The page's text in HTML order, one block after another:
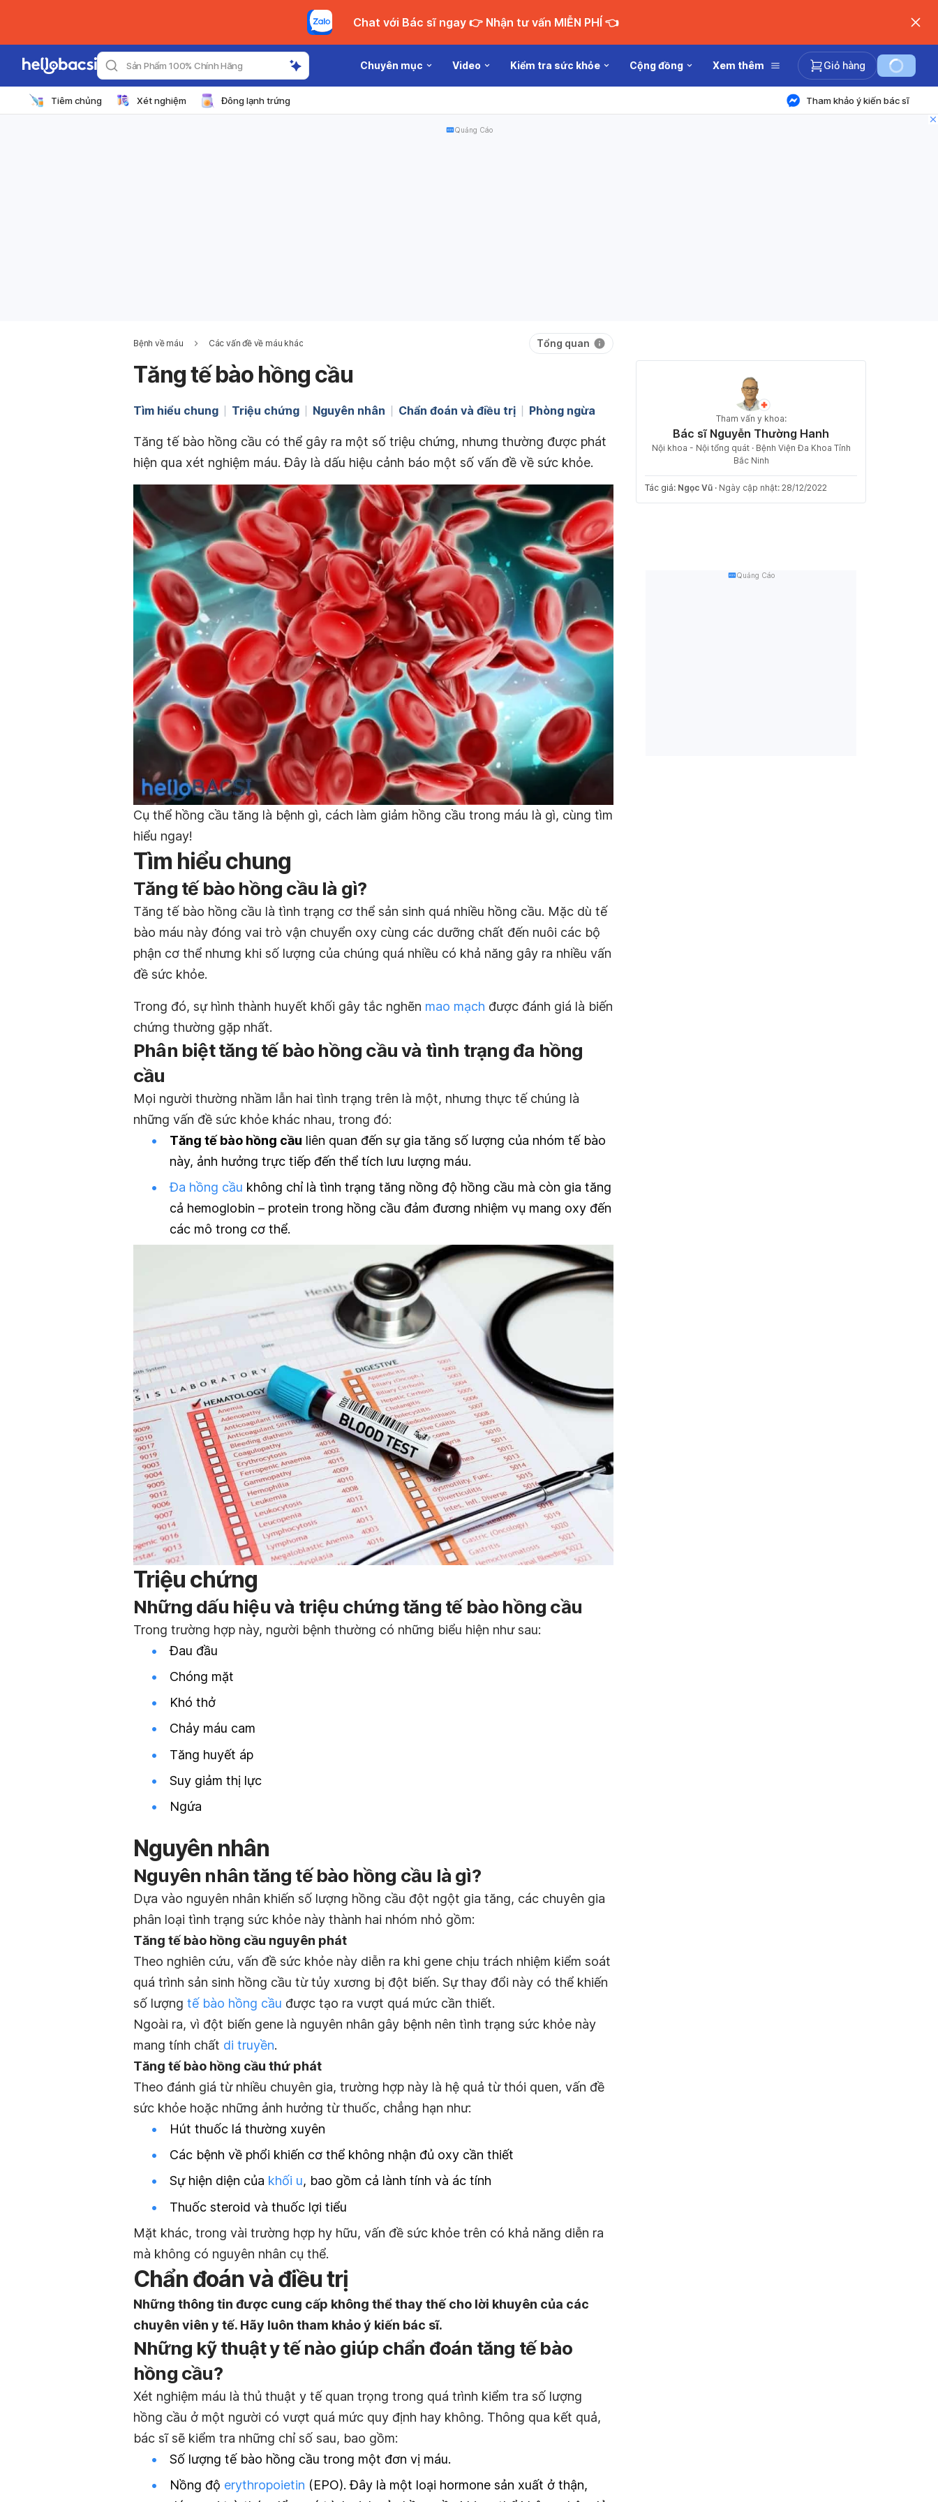
Chat với Bác sĩ ngay 👉 Nhận tư vấn MIỄN PHÍ 👈
Sản Phẩm 100% Chính Hãng Chuyên mục Video Kiểm tra sức khỏe Cộng đồng Xem thêm Giỏ hàng
Tiêm chủng Xét nghiệm Đông lạnh trứng Tham khảo ý kiến bác sĩ
Quảng Cáo
Bệnh về máu Các vấn đề về máu khác Tổng quan
Tăng tế bào hồng cầu
Tìm hiểu chung Triệu chứng Nguyên nhân Chẩn đoán và điều trị Phòng ngừa
Tăng tế bào hồng cầu có thể gây ra một số triệu chứng, nhưng thường được phát
hiện qua xét nghiệm máu. Đây là dấu hiệu cảnh báo một số vấn đề về sức khỏe.
Cụ thể hồng cầu tăng là bệnh gì, cách làm giảm hồng cầu trong máu là gì, cùng tìm
hiểu ngay!
Tìm hiểu chung
Tăng tế bào hồng cầu là gì?
Tăng tế bào hồng cầu là tình trạng cơ thể sản sinh quá nhiều hồng cầu. Mặc dù tế
bào máu này đóng vai trò vận chuyển oxy cùng các dưỡng chất đến nuôi các bộ
phận cơ thể nhưng khi số lượng của chúng quá nhiều có khả năng gây ra nhiều vấn
đề sức khỏe.
Trong đó, sự hình thành huyết khối gây tắc nghẽn mao mạch được đánh giá là biến
chứng thường gặp nhất.
Phân biệt tăng tế bào hồng cầu và tình trạng đa hồng
cầu
Mọi người thường nhầm lẫn hai tình trạng trên là một, nhưng thực tế chúng là
những vấn đề sức khỏe khác nhau, trong đó:
Tăng tế bào hồng cầu liên quan đến sự gia tăng số lượng của nhóm tế bào
này, ảnh hưởng trực tiếp đến thể tích lưu lượng máu.
Đa hồng cầu không chỉ là tình trạng tăng nồng độ hồng cầu mà còn gia tăng
cả hemoglobin – protein trong hồng cầu đảm đương nhiệm vụ mang oxy đến
các mô trong cơ thể.
Triệu chứng
Những dấu hiệu và triệu chứng tăng tế bào hồng cầu
Trong trường hợp này, người bệnh thường có những biểu hiện như sau:
Đau đầu
Chóng mặt
Khó thở
Chảy máu cam
Tăng huyết áp
Suy giảm thị lực
Ngứa
Nguyên nhân
Nguyên nhân tăng tế bào hồng cầu là gì?
Dựa vào nguyên nhân khiến số lượng hồng cầu đột ngột gia tăng, các chuyên gia
phân loại tình trạng sức khỏe này thành hai nhóm nhỏ gồm:
Tăng tế bào hồng cầu nguyên phát
Theo nghiên cứu, vấn đề sức khỏe này diễn ra khi gene chịu trách nhiệm kiểm soát
quá trình sản sinh hồng cầu từ tủy xương bị đột biến. Sự thay đổi này có thể khiến
số lượng tế bào hồng cầu được tạo ra vượt quá mức cần thiết.
Ngoài ra, vì đột biến gene là nguyên nhân gây bệnh nên tình trạng sức khỏe này
mang tính chất di truyền.
Tăng tế bào hồng cầu thứ phát
Theo đánh giá từ nhiều chuyên gia, trường hợp này là hệ quả từ thói quen, vấn đề
sức khỏe hoặc những ảnh hưởng từ thuốc, chẳng hạn như:
Hút thuốc lá thường xuyên
Các bệnh về phổi khiến cơ thể không nhận đủ oxy cần thiết
Sự hiện diện của khối u, bao gồm cả lành tính và ác tính
Thuốc steroid và thuốc lợi tiểu
Mặt khác, trong vài trường hợp hy hữu, vấn đề sức khỏe trên có khả năng diễn ra
mà không có nguyên nhân cụ thể.
Chẩn đoán và điều trị
Những thông tin được cung cấp không thể thay thế cho lời khuyên của các
chuyên viên y tế. Hãy luôn tham khảo ý kiến bác sĩ.
Những kỹ thuật y tế nào giúp chẩn đoán tăng tế bào
hồng cầu?
Xét nghiệm máu là thủ thuật y tế quan trọng trong quá trình kiểm tra số lượng
hồng cầu ở một người có vượt quá mức quy định hay không. Thông qua kết quả,
bác sĩ sẽ kiểm tra những chỉ số sau, bao gồm:
Số lượng tế bào hồng cầu trong một đơn vị máu.
Nồng độ erythropoietin (EPO). Đây là một loại hormone sản xuất ở thận,
Tham vấn y khoa:
Bác sĩ Nguyễn Thường Hanh
Nội khoa - Nội tổng quát · Bệnh Viện Đa Khoa Tỉnh
Bắc Ninh
Tác giả: Ngọc Vũ · Ngày cập nhật: 28/12/2022
Quảng Cáo